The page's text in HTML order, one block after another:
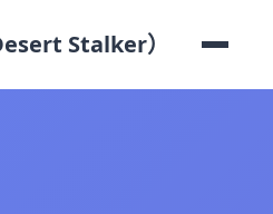
Stalker）